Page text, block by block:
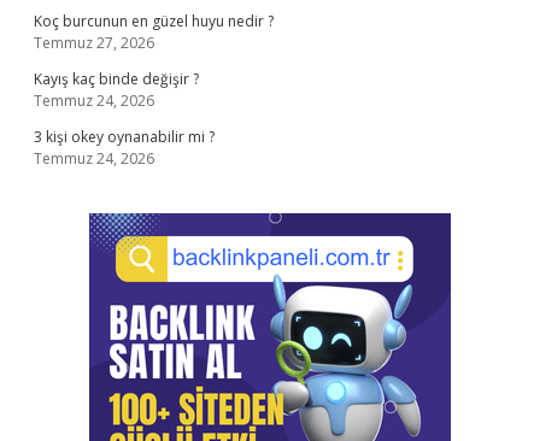
Koç burcunun en güzel huyu nedir ?
Temmuz 27, 2026
Kayış kaç binde değişir ?
Temmuz 24, 2026
3 kişi okey oynanabilir mi ?
Temmuz 24, 2026